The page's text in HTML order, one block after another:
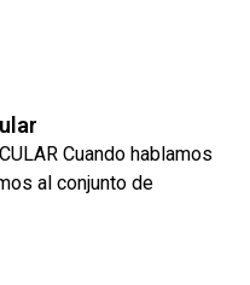
Cuando hablamos
al conjunto de